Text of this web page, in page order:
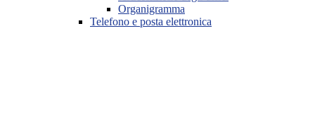
Organigramma
Telefono e posta elettronica